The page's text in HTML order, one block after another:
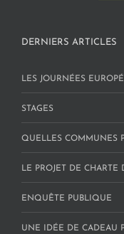
DERNIERS ARTICLES
LES JOURNÉES
STAGES
QUELLES COMMUNES
LE PROJET DE CHARTE
ENQUÊTE PUBLIQUE
UNE IDÉE DE CADEAU